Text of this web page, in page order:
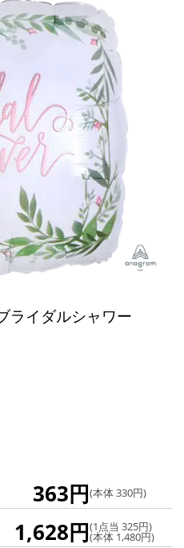
ライダルシャワー
363円(本体 330円)
1,628円(1点当 325円)
(本体 1,480円)